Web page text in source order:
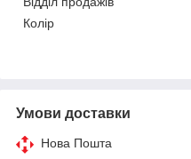
Колір
Умови доставки
Нова Пошта